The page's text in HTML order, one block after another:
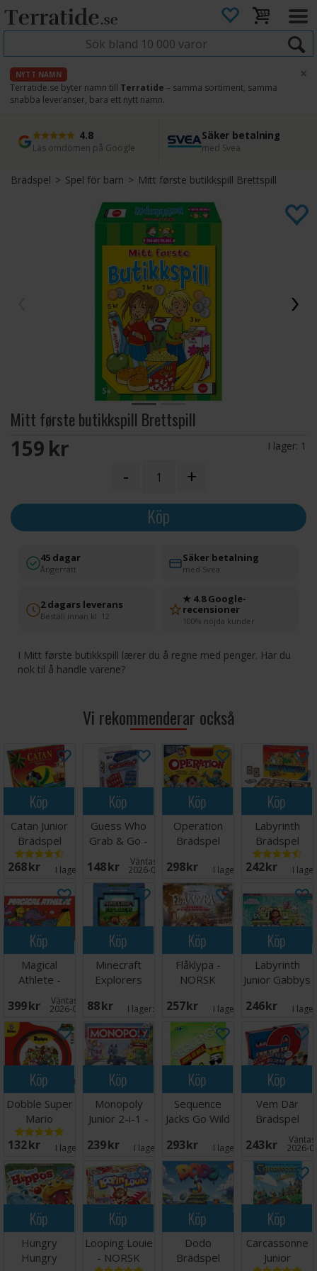
NYTT NAMN
Terratide.se byter namn till Terratide – samma sortiment, samma
snabba leveranser, bara ett nytt namn.
×
4.8
Läs omdömen på Google
Säker betalning
med Svea
Snabb leverans
Direkt från lager
45 dagars ångerrätt
Enkel retur
Brädspel>Spel för barn> Mitt første butikkspill Brettspill
Mitt første butikkspill Brettspill
159 SEK I lager: 1
- +
Köp
45 dagar
Ångerrätt
Säker betalning
med Svea
2 dagars leverans
Beställ innan kl. 12
★ 4.8 Google-
recensioner
100% nöjda kunder
I Mitt første butikkspill lærer du å regne med penger. Har du
nok til å handle varene?
Vi rekommenderar också
Köp
Catan Junior
Brädspel
268 SEK I lager:
Köp
Guess Who
Grab & Go -
Reseutgåva
148 SEK Väntas in:
2026-08-27
Köp
Operation
Brädspel
298 SEK I lager: 4
Köp
Labyrinth
Brädspel
242 SEK I
Köp
Magical
Athlete -
NORSK
399 SEK Väntas in:
2026-09-30
Köp
Minecraft
Explorers
88 SEK I lager:
Köp
Flåklypa -
NORSK
257 SEK I lager: 7
Köp
Labyrinth
Junior Gabbys
246 SEK I
Köp
Dobble Super
Mario
Brädspel
132 SEK I lager: 6
Köp
Monopoly
Junior 2-i-1 -
239 SEK I lager: 4
Köp
Sequence
Jacks Go Wild
293 SEK I lager: 1
Köp
Vem Där
Brädspel
243 SEK 2026-
Köp
Hungry
Hungry
Köp
Looping Louie
- NORSK
Köp
Dodo
Brädspel
Köp
Carcassonne
Junior